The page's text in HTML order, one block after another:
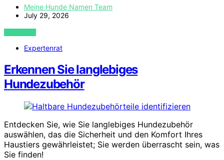
Meine Hunde Namen Team
July 29, 2026
VIEW POST
Expertenrat
Erkennen Sie langlebiges
Hundezubehör
Entdecken Sie, wie Sie langlebiges Hundezubehör
auswählen, das die Sicherheit und den Komfort Ihres
Haustiers gewährleistet; Sie werden überrascht sein, was
Sie finden!